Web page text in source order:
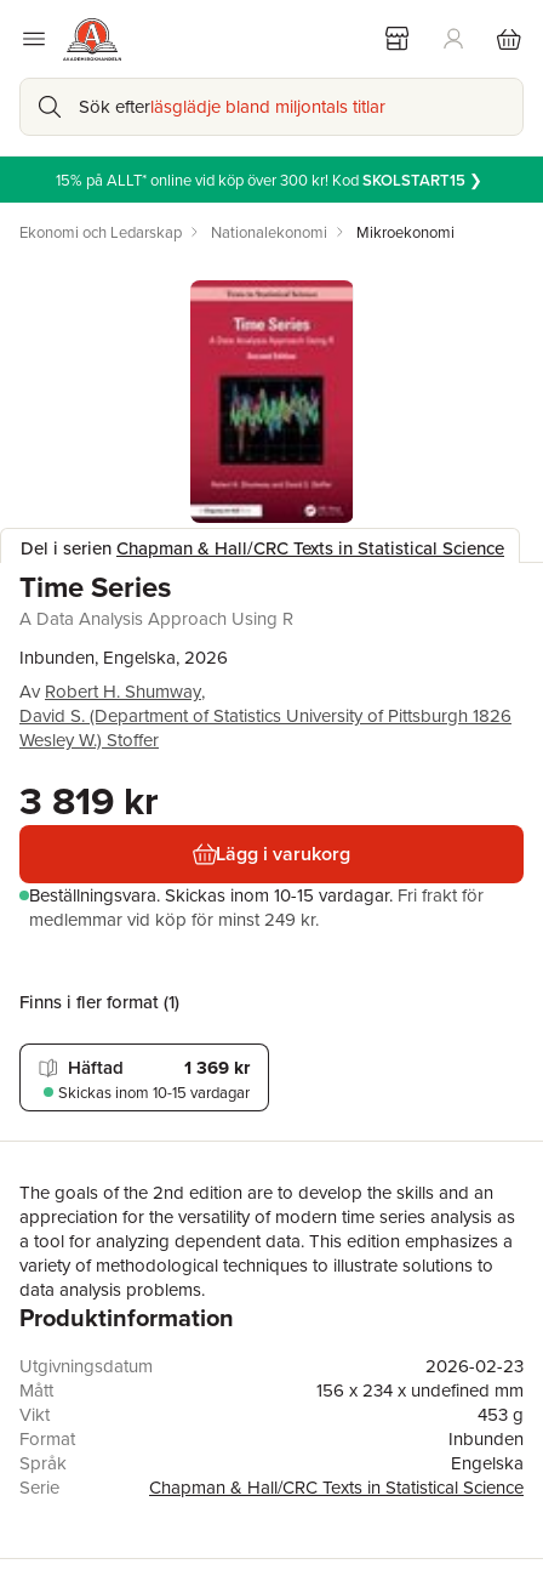
Sök efterläsglädje bland miljontals titlar
15% på ALLT* online vid köp över 300 kr! KodSKOLSTART15 ❯
Ekonomi och Ledarskap Nationalekonomi Mikroekonomi
Del i serienChapman & Hall/CRC Texts in Statistical Science
Time Series
A Data Analysis Approach Using R
Inbunden, Engelska, 2026
Av Robert H. Shumway,
David S. (Department of Statistics University of Pittsburgh 1826
Wesley W.) Stoffer
3 819 kr
Lägg i varukorg
Beställningsvara.Skickas inom 10-15 vardagar. Fri frakt för
medlemmar vid köp för minst 249 kr.
Finns i fler format (1)
Häftad 1 369 kr
Skickas inom 10-15 vardagar
The goals of the 2nd edition are to develop the skills and an
appreciation for the versatility of modern time series analysis as
a tool for analyzing dependent data. This edition emphasizes a
variety of methodological techniques to illustrate solutions to
data analysis problems.
Produktinformation
Utgivningsdatum
2026-02-23
Mått
156 x 234 x undefined mm
Vikt
453 g
Format
Inbunden
Språk
Engelska
Serie
Chapman & Hall/CRC Texts in Statistical Science
ISBN
9781041031611